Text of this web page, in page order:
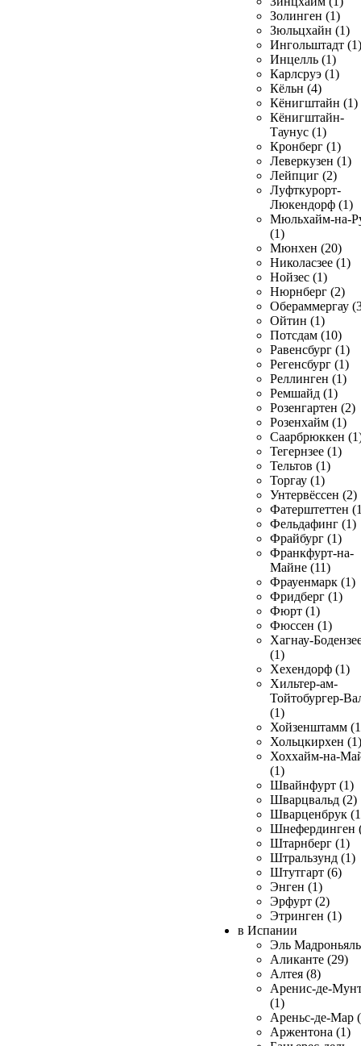
Золинген (1)
Зюльцхайн (1)
Ингольштадт (1)
Инцелль (1)
Карлсруэ (1)
Кёльн (4)
Кёнигштайн (1)
Кёнигштайн-
Таунус (1)
Кронберг (1)
Леверкузен (1)
Лейпциг (2)
Луфткурорт-
Люкендорф (1)
Мюльхайм-на-
(1)
Мюнхен (20)
Николасзее (1)
Нойзес (1)
Нюрнберг (2)
Обераммергау
Ойтин (1)
Потсдам (10)
Равенсбург (1)
Регенсбург (1)
Реллинген (1)
Ремшайд (1)
Розенгартен (2)
Розенхайм (1)
Саарбрюккен
Тегернзее (1)
Тельтов (1)
Торгау (1)
Унтервёссен (2)
Фатерштеттен
Фельдафинг (1)
Фрайбург (1)
Франкфурт-на-
Майне (11)
Фрауенмарк (1)
Фридберг (1)
Фюрт (1)
Фюссен (1)
Хагнау-
(1)
Хехендорф (1)
Хильтер-ам-
Тойтобургер-
(1)
Хойзенштамм
Хольцкирхен (1)
Хоххайм-на-
(1)
Швайнфурт (1)
Шварцвальд (2)
Шварценбрук
Шнефердинген
Штарнберг (1)
Штральзунд (1)
Штутгарт (6)
Энген (1)
Эрфурт (2)
Этринген (1)
в Испании
Эль
Аликанте (29)
Алтея (8)
Аренис-де-
(1)
Ареньс-де-Мар
Аржентона (1)